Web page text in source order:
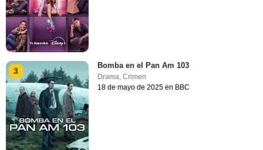
3
Bomba en el Pan Am 103
Drama,Crimen
18 de mayo de 2025 en BBC